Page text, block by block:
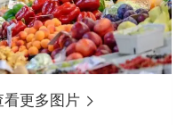
更多图片